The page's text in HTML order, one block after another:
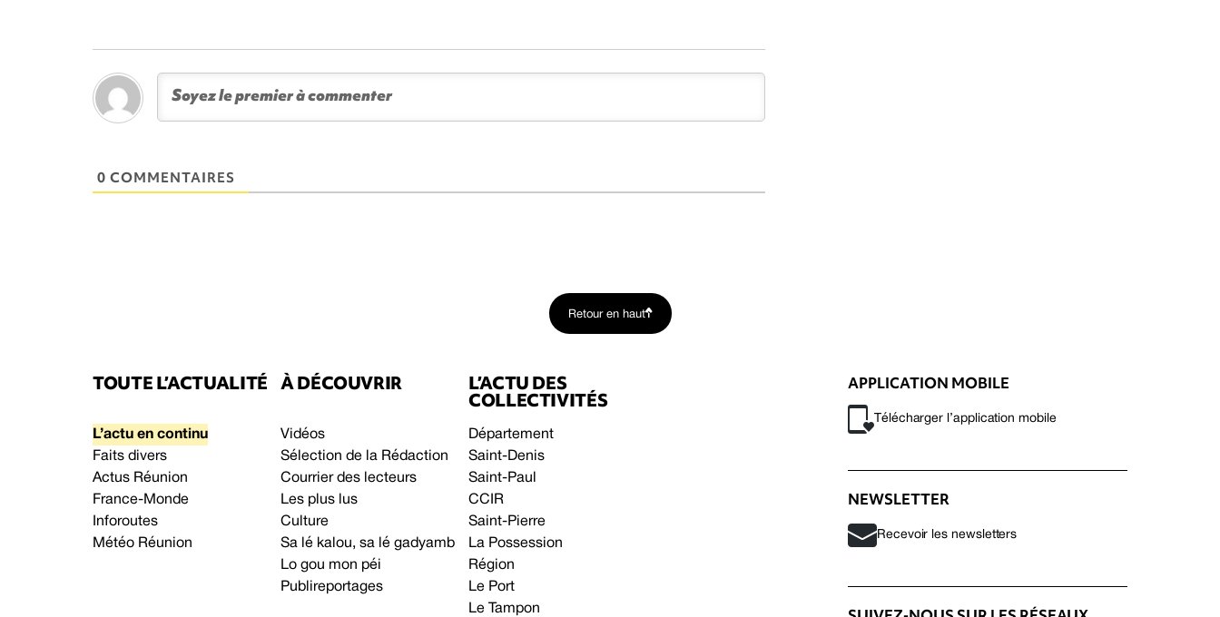
0 COMMENTAIRES
Retour en haut
TOUTE L’ACTUALITÉ
L’actu en continu
Faits divers
Actus Réunion
France-Monde
Inforoutes
Météo Réunion
À DÉCOUVRIR
Vidéos
Sélection de la Rédaction
Courrier des lecteurs
Les plus lus
Culture
Sa lé kalou, sa lé gadyamb
Lo gou mon péi
Publireportages
L’ACTU DES
COLLECTIVITÉS
Département
Saint-Denis
Saint-Paul
CCIR
Saint-Pierre
La Possession
Région
Le Port
Le Tampon
APPLICATION MOBILE
Télécharger l’application mobile
NEWSLETTER
Recevoir les newsletters